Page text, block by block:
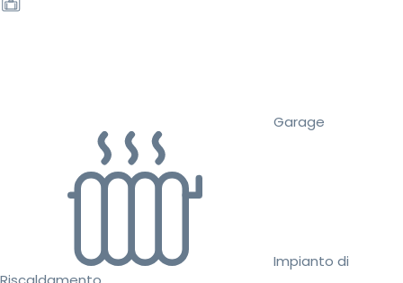
Garage
Impianto di